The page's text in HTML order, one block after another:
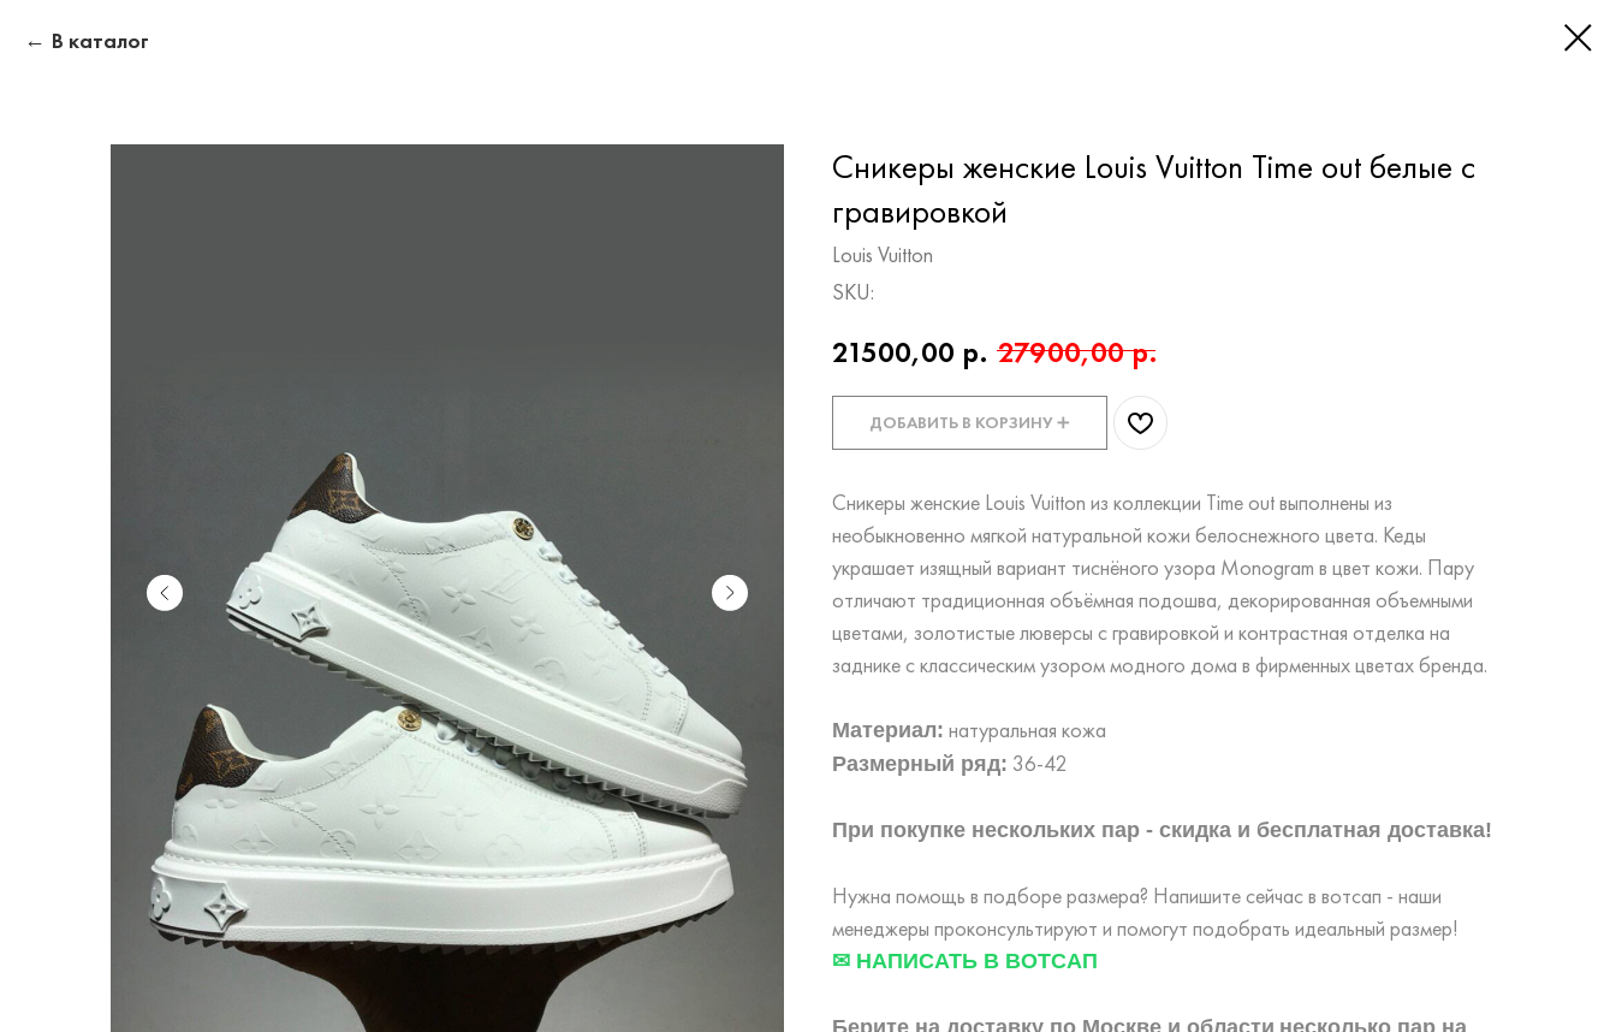
В каталог
Сникеры женские Louis Vuitton Time out белые с
гравировкой
Louis Vuitton
SKU:
21500,00 р. 27900,00 р.
ДОБАВИТЬ В КОРЗИНУ ➕
Сникеры женские Louis Vuitton из коллекции Time out выполнены из
необыкновенно мягкой натуральной кожи белоснежного цвета. Кеды
украшает изящный вариант тиснёного узора Monogram в цвет кожи. Пару
отличают традиционная объёмная подошва, декорированная объемными
цветами, золотистые люверсы с гравировкой и контрастная отделка на
заднике с классическим узором модного дома в фирменных цветах бренда.
Материал: натуральная кожа
Размерный ряд: 36-42
При покупке нескольких пар - скидка и бесплатная доставка!
Нужна помощь в подборе размера? Напишите сейчас в вотсап - наши
менеджеры проконсультируют и помогут подобрать идеальный размер!
✉ НАПИСАТЬ В ВОТСАП
Берите на доставку по Москве и области несколько пар на